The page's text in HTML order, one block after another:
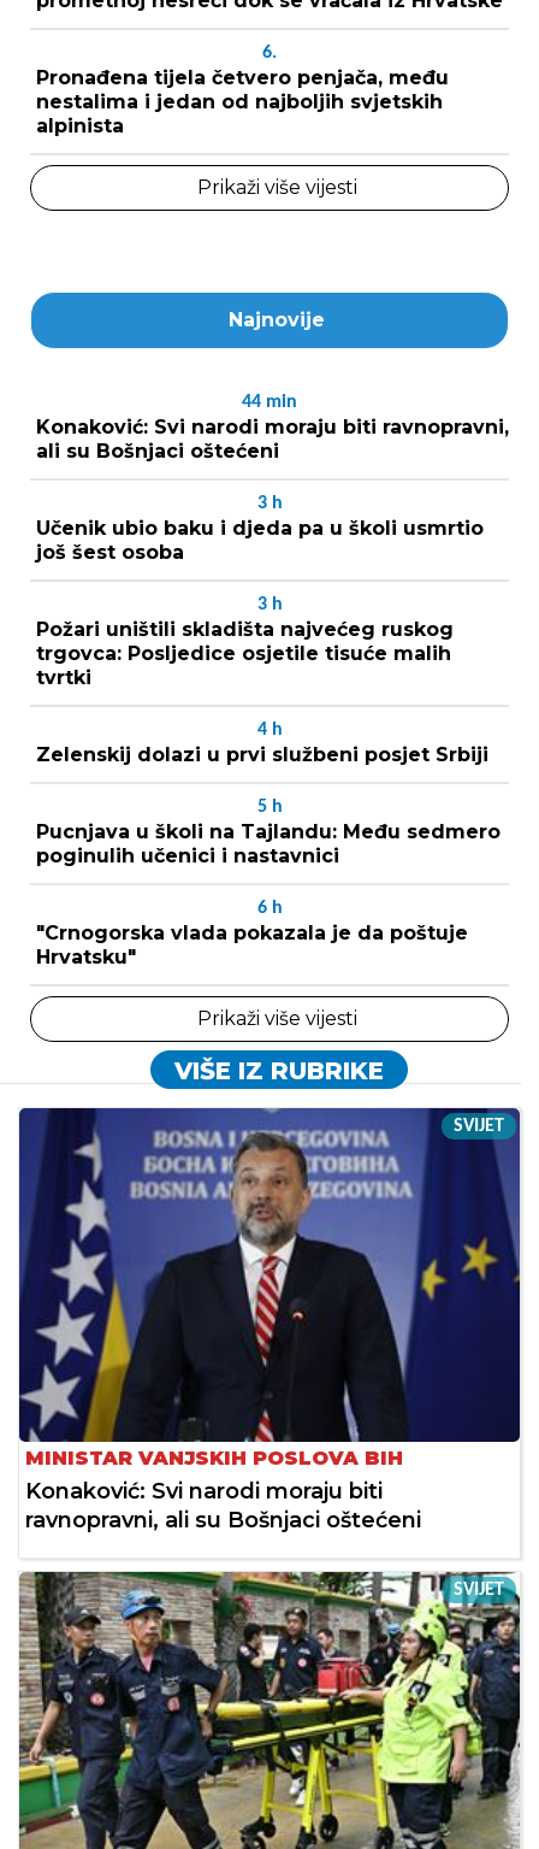
6.
Pronađena tijela četvero penjača, među
nestalima i jedan od najboljih svjetskih
alpinista
Prikaži više vijesti
Najnovije
44 min
Konaković: Svi narodi moraju biti ravnopravni,
ali su Bošnjaci oštećeni
3 h
Učenik ubio baku i djeda pa u školi usmrtio
još šest osoba
3 h
Požari uništili skladišta najvećeg ruskog
trgovca: Posljedice osjetile tisuće malih
tvrtki
4 h
Zelenskij dolazi u prvi službeni posjet Srbiji
5 h
Pucnjava u školi na Tajlandu: Među sedmero
poginulih učenici i nastavnici
6 h
"Crnogorska vlada pokazala je da poštuje
Hrvatsku"
Prikaži više vijesti
VIŠE IZ RUBRIKE
SVIJET
MINISTAR VANJSKIH POSLOVA BIH
Konaković: Svi narodi moraju biti
ravnopravni, ali su Bošnjaci oštećeni
SVIJET